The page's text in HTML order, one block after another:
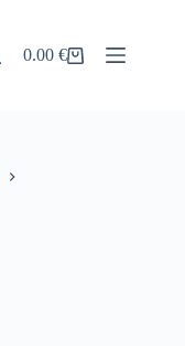
Pirkinių
0.00€